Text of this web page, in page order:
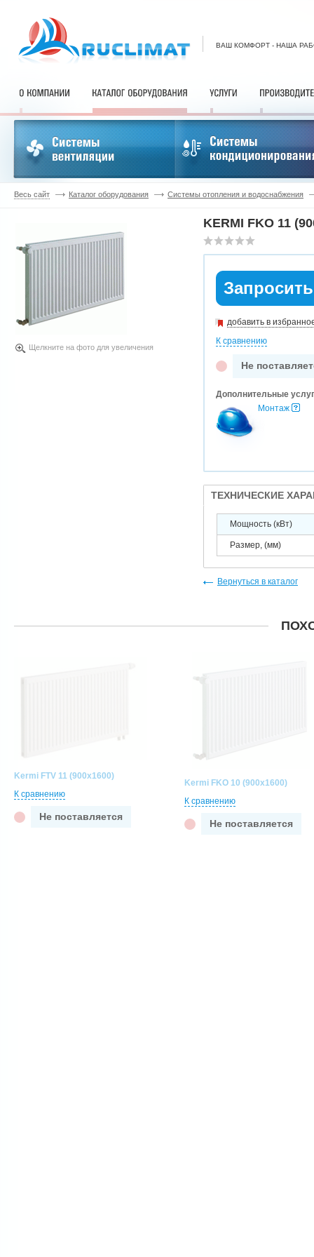
ВАШ КОМФОРТ - НАША
Весь сайт Каталог оборудования Системы отопления и водоснабжения
Щелкните на фото для увеличения
KERMI FKO 11
добавить в
К сравнению
Не
Дополнительные
Монтаж
ТЕХНИЧЕСКИЕ
Мощность (кВт)
Размер, (мм)
Вернуться в каталог
Kermi FTV 11 (900x1600)
К сравнению
Не поставляется
Kermi FKO 10 (900x1600)
К сравнению
Не поставляется